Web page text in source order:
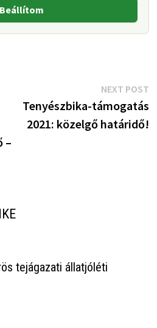
Beállítom
–
NEXT POST
Tenyészbika-támogatás
2021: közelgő határidő!
tejágazati állatjóléti